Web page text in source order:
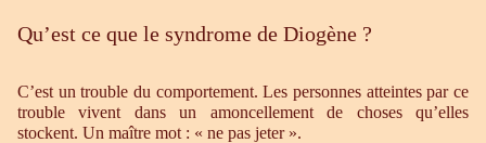
Qu’est ce que le syndrome de Diogène ?
C’est un trouble du comportement. Les personnes atteintes par ce
trouble vivent dans un amoncellement de choses qu’elles
stockent. Un maître mot : « ne pas jeter ».